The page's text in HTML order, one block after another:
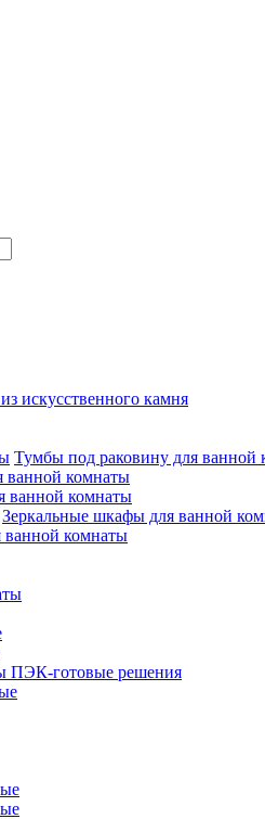
искусственного камня
Тумбы под раковину для ванной
ванной комнаты
ванной комнаты
Зеркальные шкафы для ванной
комнаты
ПЭК-готовые решения